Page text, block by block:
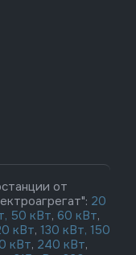
от
20
50 кВт, 60 кВт,
кВт, 130 кВт, 150
кВт, 240 кВт,